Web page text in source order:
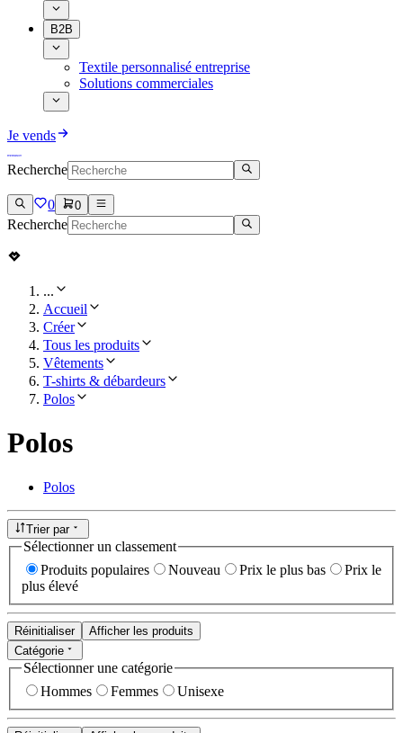
B2B
Textile personnalisé entreprise
Solutions commerciales
Je vends
Recherche
0 0
Recherche
...
Accueil
Créer
Tous les produits
Vêtements
T-shirts & débardeurs
Polos
Polos
Polos
Trier par
Sélectionner un classement
Produits populaires
Nouveau Prix le plus bas
Prix le
plus élevé
Réinitialiser
Afficher les produits
Catégorie
Sélectionner une catégorie
Hommes
Femmes Unisexe